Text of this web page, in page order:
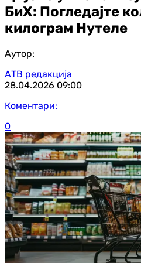
БиХ: Погледајте
килограм Нутеле
Аутор:
АТВ редакција
28.04.2026 09:00
Коментари:
0